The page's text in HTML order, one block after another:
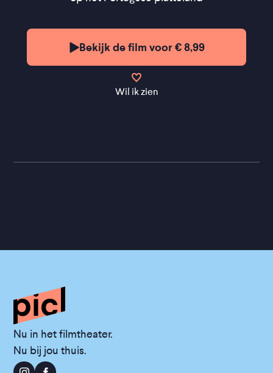
Bekijk de film voor € 8,99
Wil ik zien
Nu in het filmtheater.
Nu bij jou thuis.